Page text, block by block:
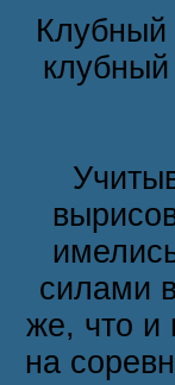
Клубный
Учитывая прошлогодний положительный опыт, на вопрос "Быть ли Клубному Кубку-2008?" ответ вырисовывался однозначный – Быть!!! Благо дело наработки в проведении подобных мероприятий имелись. А самое главное – имелось серьёзное желание и рвение участников всерьёз померяться силами в непростых условиях ловли. А непростых – потому, что место проведения было выбрано то же, что и в прошлый раз – речка Псёл за с. Красное. И организаторы, и участники понимали, что рыба на соревнованиях будет сложная, уловы будут трудовые, и каждая поклёвочка будет буквально на вес золота. Да, имело место на нашем сайте некое роптание в духе: "Та где вы